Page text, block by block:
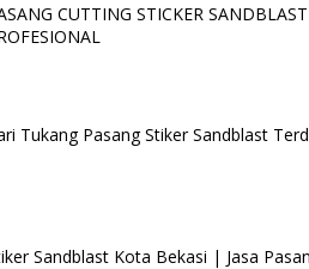
CUTTING STICKER
Tukang Pasang Stiker Sandblast
Sandblast Kota Bekasi | Jasa